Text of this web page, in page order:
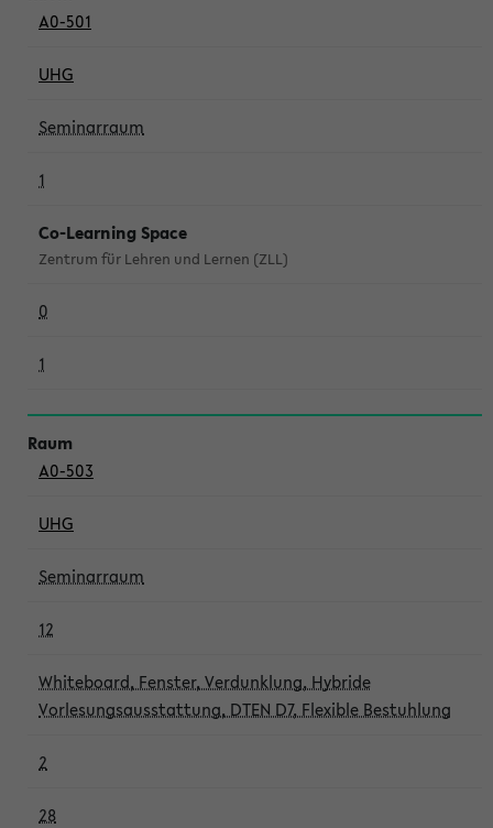
A0-501
UHG
Seminarraum
1
Co-Learning Space
Zentrum für Lehren und Lernen (ZLL)
0
1
A0-503
UHG
Seminarraum
12
Whiteboard, Fenster, Verdunklung, Hybride
Vorlesungsausstattung, DTEN D7, Flexible Bestuhlung
2
28